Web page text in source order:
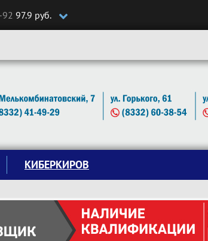
97.9 руб.
КИБЕРКИРОВ